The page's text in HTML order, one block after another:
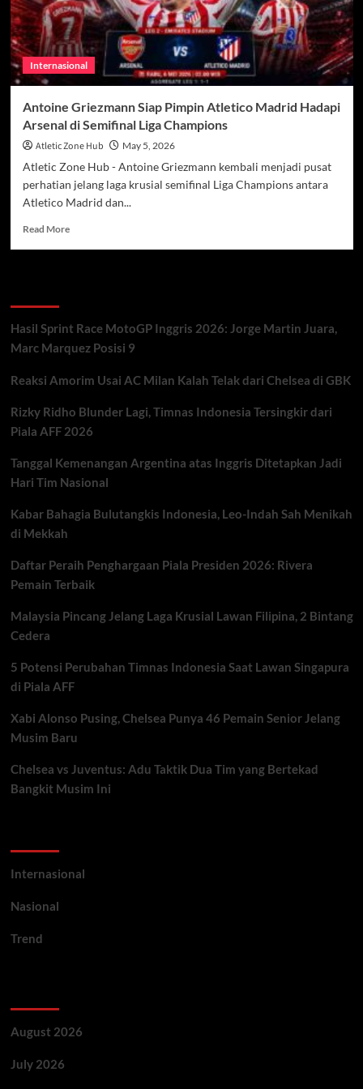
Internasional
Antoine Griezmann Siap Pimpin Atletico Madrid Hadapi
Arsenal di Semifinal Liga Champions
Atletic Zone Hub May 5, 2026
Atletic Zone Hub - Antoine Griezmann kembali menjadi pusat
perhatian jelang laga krusial semifinal Liga Champions antara
Atletico Madrid dan...
Read MoreRead
Atletico
Madrid
Arsenal
Semifinal
Liga
Hasil Sprint Race MotoGP Inggris 2026: Jorge Martin Juara,
Marc Marquez Posisi 9
Reaksi Amorim Usai AC Milan Kalah Telak dari Chelsea di GBK
Rizky Ridho Blunder Lagi, Timnas Indonesia Tersingkir dari
Piala AFF 2026
Tanggal Kemenangan Argentina atas Inggris Ditetapkan Jadi
Hari Tim Nasional
Kabar Bahagia Bulutangkis Indonesia, Leo-Indah Sah Menikah
di Mekkah
Daftar Peraih Penghargaan Piala Presiden 2026: Rivera
Pemain Terbaik
Malaysia Pincang Jelang Laga Krusial Lawan Filipina, 2 Bintang
Cedera
5 Potensi Perubahan Timnas Indonesia Saat Lawan Singapura
di Piala AFF
Xabi Alonso Pusing, Chelsea Punya 46 Pemain Senior Jelang
Musim Baru
Chelsea vs Juventus: Adu Taktik Dua Tim yang Bertekad
Bangkit Musim Ini
Internasional
Nasional
Trend
August 2026
July 2026